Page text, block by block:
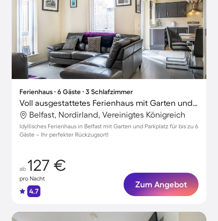
Ferienhaus ∙ 6 Gäste ∙ 3 Schlafzimmer
Voll ausgestattetes Ferienhaus mit Garten und schnellem Internet | Botanic Gardens in der Nähe | Stadtblick
Belfast, Nordirland, Vereinigtes Königreich
Idyllisches Ferienhaus in Belfast mit Garten und Parkplatz für bis zu 6
Gäste – Ihr perfekter Rückzugsort!
ab 127 €
pro Nacht
4.7
Zum Angebot